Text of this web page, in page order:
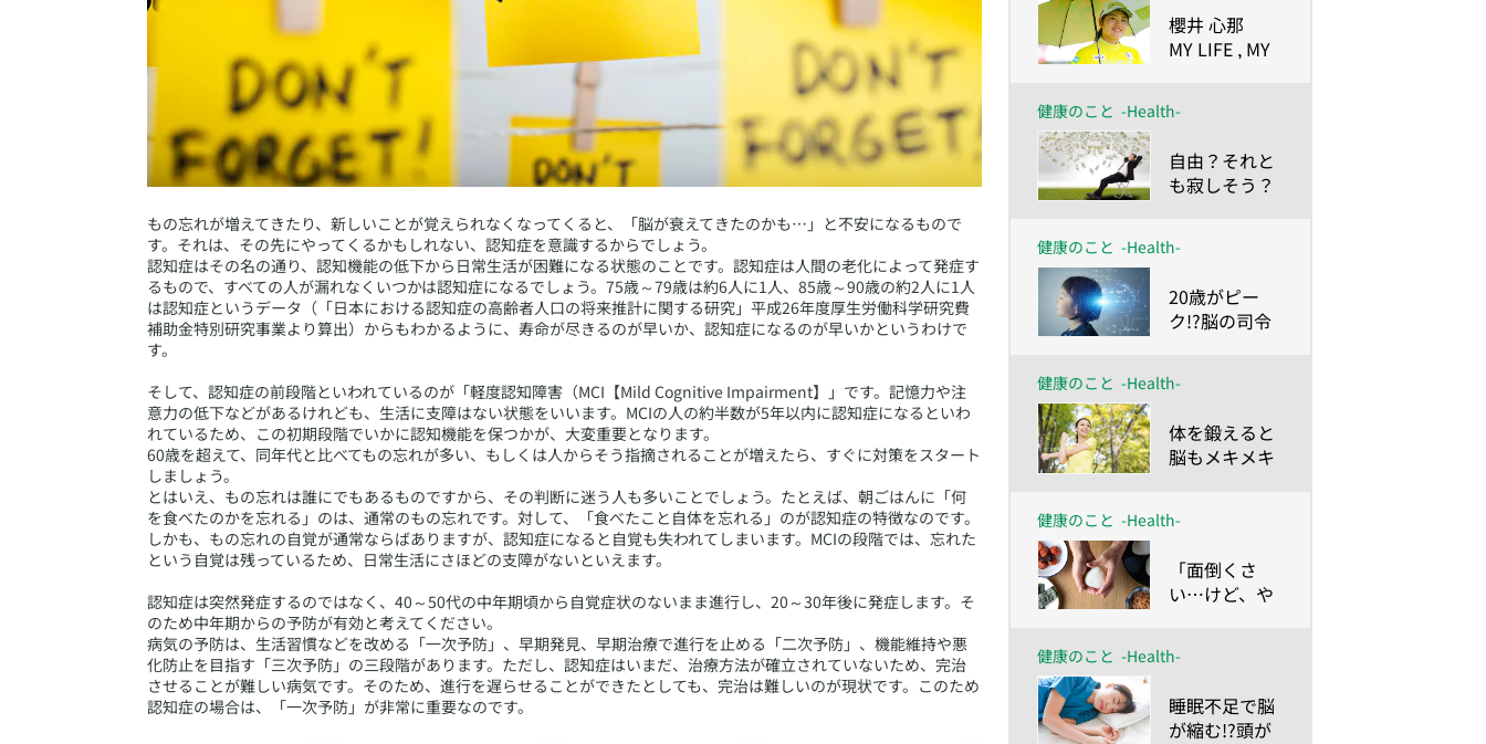
​もの忘れが増えてきたり、新しいことが覚えられなくなってくると、「脳が衰えてきたのかも…」と不安になるもので
す。それは、その先にやってくるかもしれない、認知症を意識するからでしょう。
認知症はその名の通り、認知機能の低下から日常生活が困難になる状態のことです。認知症は人間の老化によって発症す
るもので、すべての人が漏れなくいつかは認知症になるでしょう。75歳～79歳は約6人に1人、85歳～90歳の約2人に1人
は認知症というデータ（「日本における認知症の高齢者人口の将来推計に関する研究」平成26年度厚生労働科学研究費
補助金特別研究事業より算出）からもわかるように、寿命が尽きるのが早いか、認知症になるのが早いかというわけで
す。
そして、認知症の前段階といわれているのが「軽度認知障害（MCI【Mild Cognitive Impairment】」です。記憶力や注
意力の低下などがあるけれども、生活に支障はない状態をいいます。MCIの人の約半数が5年以内に認知症になるといわ
れているため、この初期段階でいかに認知機能を保つかが、大変重要となります。
60歳を超えて、同年代と比べてもの忘れが多い、もしくは人からそう指摘されることが増えたら、すぐに対策をスタート
しましょう。
とはいえ、もの忘れは誰にでもあるものですから、その判断に迷う人も多いことでしょう。たとえば、朝ごはんに「何
を食べたのかを忘れる」のは、通常のもの忘れです。対して、「食べたこと自体を忘れる」のが認知症の特徴なのです。
しかも、もの忘れの自覚が通常ならばありますが、認知症になると自覚も失われてしまいます。MCIの段階では、忘れた
という自覚は残っているため、日常生活にさほどの支障がないといえます。
認知症は突然発症するのではなく、40～50代の中年期頃から自覚症状のないまま進行し、20～30年後に発症します。そ
のため中年期からの予防が有効と考えてください。
病気の予防は、生活習慣などを改める「一次予防」、早期発見、早期治療で進行を止める「二次予防」、機能維持や悪
化防止を目指す「三次予防」の三段階があります。ただし、認知症はいまだ、治療方法が確立されていないため、完治
させることが難しい病気です。そのため、進行を遅らせることができたとしても、完治は難しいのが現状です。このため
認知症の場合は、「一次予防」が非常に重要なのです。
​櫻井 心那
MY LIFE , MY
が、私を強く
健康のこと -Health-
​自由？それと
も寂しそう？
涯独身」のリ
アル
健康のこと -Health-
​20歳がピー
ク!?脳の司令
健康のこと -Health-
​体を鍛えると
脳もメキメキ
トレ！
健康のこと -Health-
​「面倒くさ
い…けど、や
薬
健康のこと -Health-
​睡眠不足で脳
が縮む!?頭が